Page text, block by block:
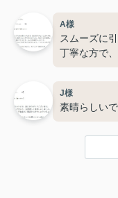
目線で速や
A様
スムーズに
丁寧な方で
J様
素晴らしいで